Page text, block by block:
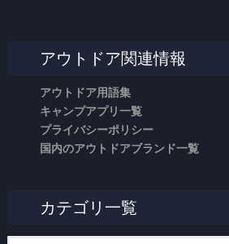
アウトドア関連情報
アウトドア用語集
キャンプアプリ一覧
プライバシーポリシー
国内のアウトドアブランド一覧
カテゴリ一覧